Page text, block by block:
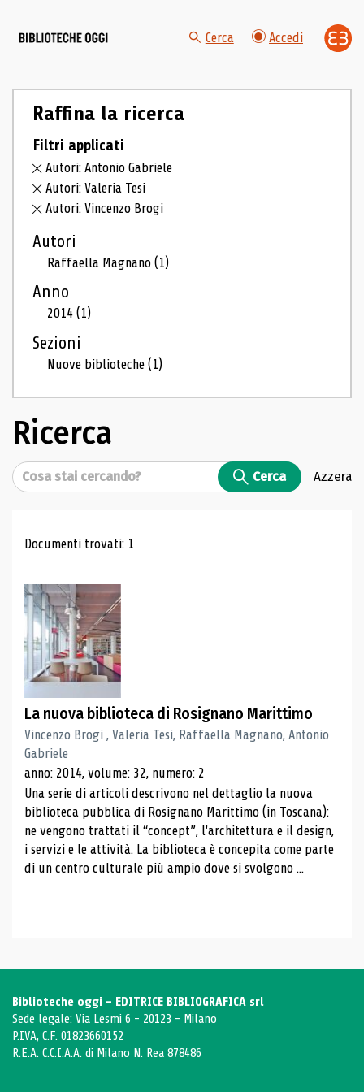
Cerca Accedi
Raffina la ricerca
Filtri applicati
Autori: Antonio Gabriele
Autori: Valeria Tesi
Autori: Vincenzo Brogi
Autori
Raffaella Magnano(1)
Anno
2014(1)
Sezioni
Nuove biblioteche(1)
Ricerca
Cerca Cerca Azzera
Risultati di ricerca
Documenti trovati: 1
La nuova biblioteca di Rosignano Marittimo
Vincenzo Brogi , Valeria Tesi, Raffaella Magnano, Antonio
Gabriele
anno: 2014, volume: 32, numero: 2
Una serie di articoli descrivono nel dettaglio la nuova
biblioteca pubblica di Rosignano Marittimo (in Toscana):
ne vengono trattati il ​​“concept”, l'architettura e il design,
i servizi e le attività. La biblioteca è concepita come parte
di un centro culturale più ampio dove si svolgono ...
Biblioteche oggi - EDITRICE BIBLIOGRAFICA srl
Sede legale: Via Lesmi 6 - 20123 - Milano
P.IVA, C.F. 01823660152
R.E.A. C.C.I.A.A. di Milano N. Rea 878486